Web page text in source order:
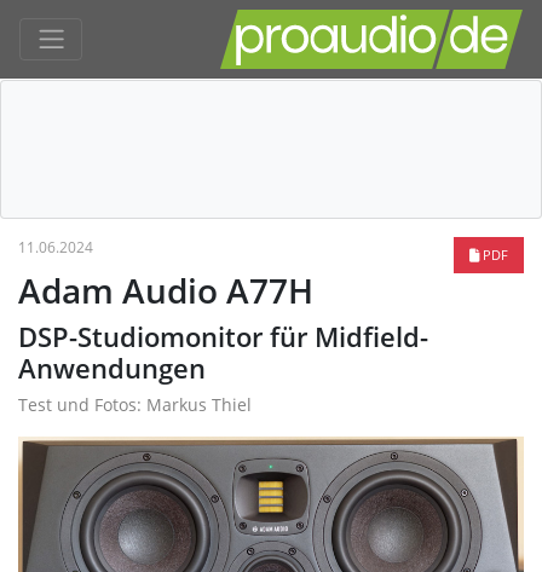
PDF
11.06.2024
Adam Audio A77H
DSP-Studiomonitor für Midfield-
Anwendungen
Test und Fotos: Markus Thiel